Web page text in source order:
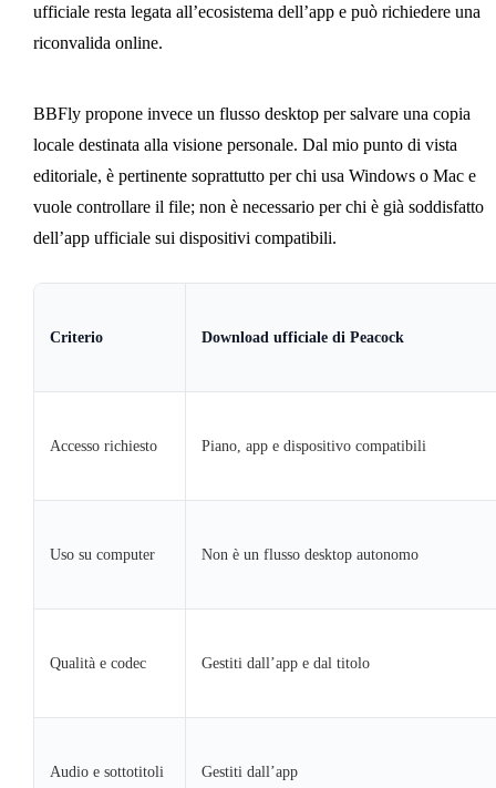
ufficiale resta legata all’ecosistema dell’app e può richiedere una
riconvalida online.
BBFly propone invece un flusso desktop per salvare una copia
locale destinata alla visione personale. Dal mio punto di vista
editoriale, è pertinente soprattutto per chi usa Windows o Mac e
vuole controllare il file; non è necessario per chi è già soddisfatto
dell’app ufficiale sui dispositivi compatibili.
Criterio Download ufficiale di Peacock
Accesso richiesto Piano, app e dispositivo compatibili
Uso su computer Non è un flusso desktop autonomo
Qualità e codec Gestiti dall’app e dal titolo
Audio e sottotitoli Gestiti dall’app